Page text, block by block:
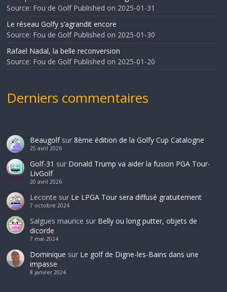
Source: Fou de Golf Published on 2025-01-31
Le réseau Golfy s’agrandit encore
Source: Fou de Golf Published on 2025-01-30
Rafael Nadal, la belle reconversion
Source: Fou de Golf Published on 2025-01-20
Derniers commentaires
Beaugolfsur 8ème édition de la Golfy Cup Catalogne
25 avril 2026
Golf-31 sur Donald Trump va aider la fusion PGA Tour-
LivGolf
20 avril 2026
Leconte sur Le LPGA Tour sera diffusé gratuitement
7 octobre 2024
Salgues maurice sur Belly ou long putter, objets de
dicorde
7 mai 2024
Dominique sur Le golf de Digne-les-Bains dans une
impasse
8 janvier 2024